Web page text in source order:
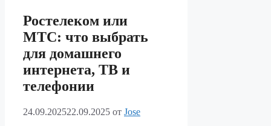
Ростелеком или
МТС: что выбрать
для домашнего
интернета, ТВ и
телефонии
24.09.202522.09.2025 от Jose